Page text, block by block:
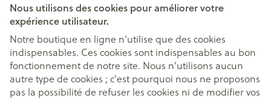
Nous utilisons des cookies pour améliorer votre
expérience utilisateur.
Notre boutique en ligne n'utilise que des cookies
indispensables. Ces cookies sont indispensables au bon
fonctionnement de notre site. Nous n'utilisons aucun
autre type de cookies ; c'est pourquoi nous ne proposons
pas la possibilité de refuser les cookies ni de modifier vos